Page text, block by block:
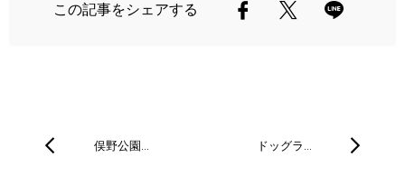
この記事をシェアする
俣野公園… ドッグラ…